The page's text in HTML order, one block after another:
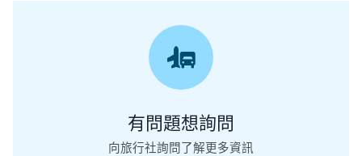
有問題想詢問
向旅行社詢問了解更多資訊